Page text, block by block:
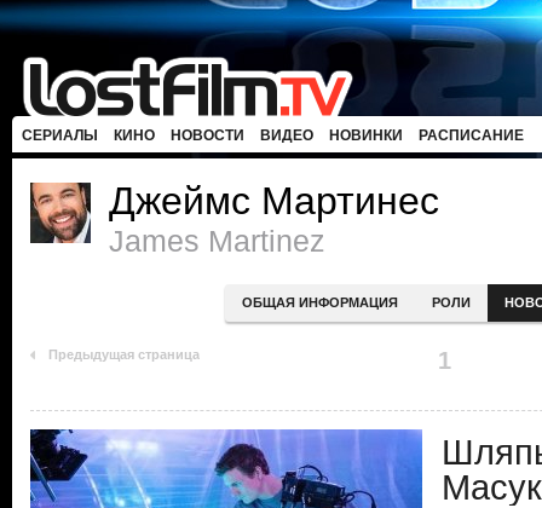
СЕРИАЛЫ КИНО НОВОСТИ ВИДЕО НОВИНКИ РАСПИСАНИЕ
Джеймс Мартинес
James Martinez
ОБЩАЯ ИНФОРМАЦИЯ РОЛИ
Предыдущая страница 1